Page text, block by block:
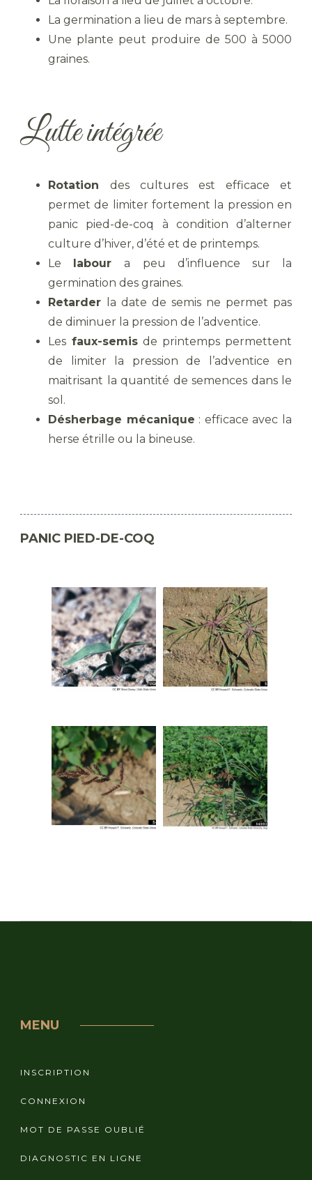
La germination a lieu de mars à septembre.
Une plante peut produire de 500 à 5000
graines.
Lutte intégrée
Rotation des cultures est efficace et
permet de limiter fortement la pression en
panic pied-de-coq à condition d’alterner
culture d’hiver, d’été et de printemps.
Le laboura peu d’influence sur la
germination des graines.
Retarder
la date de semis ne permet pas
de diminuer la pression de l’adventice.
Les faux-semis de printemps permettent
de limiter la pression de l’adventice en
maitrisant la quantité de semences dans le
sol.
Désherbage mécanique : efficace avec la
herse étrille ou la bineuse.
PANIC PIED-DE-COQ
MENU
INSCRIPTION
CONNEXION
MOT DE PASSE OUBLIÉ
DIAGNOSTIC EN LIGNE